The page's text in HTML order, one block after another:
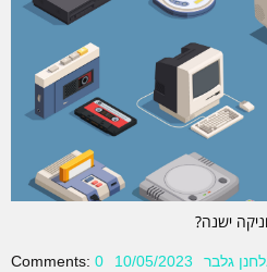
ישנה?
גלבר 10/05/2023
Comments: 0